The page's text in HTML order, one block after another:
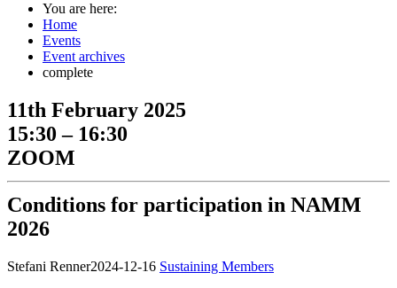
You are here:
Home
Events
Event archives
complete
11th February 2025
15:30 – 16:30
ZOOM
Conditions for participation in NAMM
2026
Stefani Renner2024-12-16 Sustaining Members